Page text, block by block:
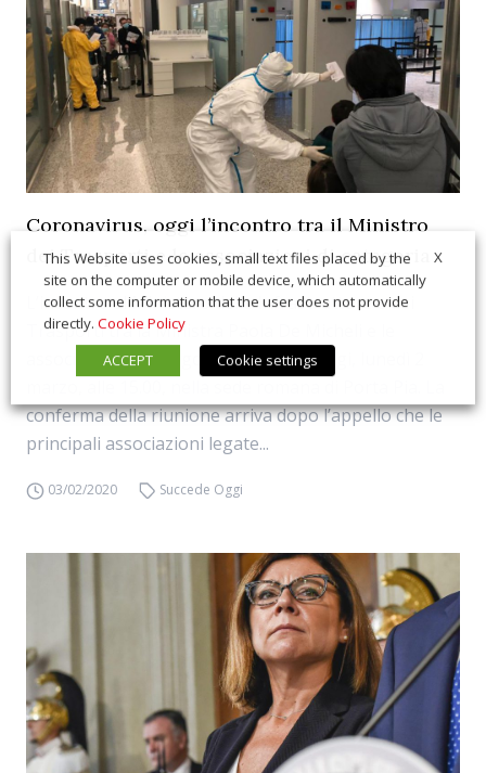
Coronavirus, oggi l’incontro tra il Ministro
dei Trasporti e le associazioni di categoria
L’incontro al Ministero delle Infrastrutture e dei
Trasporti tra la Ministra Paola De Micheli e le
associazioni di categoria è previsto oggi, lunedì 2
conferma della riunione arriva dopo l’appello che le
principali associazioni legate...
03/02/2020 Succede Oggi
X
This Website uses cookies, small text files placed by the
site on the computer or mobile device, which automatically
collect some information that the user does not provide
directly. Cookie Policy
ACCEPT
Cookie settings